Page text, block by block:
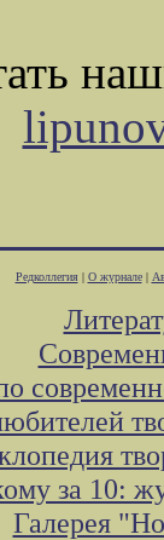
Редколлегия| О журнале|
за 10:
Галерея